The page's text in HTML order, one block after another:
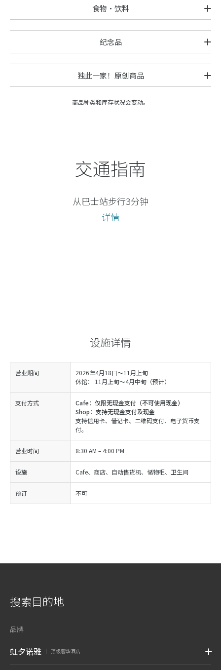
食物·饮料
纪念品
独此一家！原创商品
商品种类和库存状况会变动。
交通指南
从巴士站步行3分钟
详情
设施详情
营业期间
2026年4月18日～11月上旬
休馆： 11月上旬～4月中旬（预计）
支付方式
Cafe：仅限无现金支付（不可使用现金）
Shop：支持无现金支付及现金
支持信用卡、借记卡、二维码支付、电子货币支
付。
营业时间 8:30 AM – 4:00 PM
设施 Cafe、商店、自动售货机、储物柜、卫生间
预订 不可
搜索目的地
品牌
虹夕诺雅 顶级奢华酒店